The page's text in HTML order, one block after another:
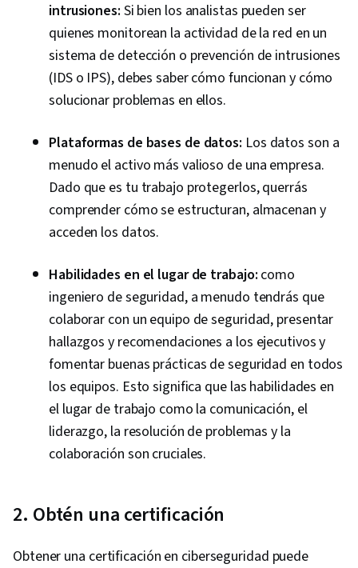
intrusiones: Si bien los analistas pueden ser
quienes monitorean la actividad de la red en un
sistema de detección o prevención de intrusiones
(IDS o IPS), debes saber cómo funcionan y cómo
solucionar problemas en ellos.
Plataformas de bases de datos: Los datos son a
menudo el activo más valioso de una empresa.
Dado que es tu trabajo protegerlos, querrás
comprender cómo se estructuran, almacenan y
acceden los datos.
Habilidades en el lugar de trabajo: como
ingeniero de seguridad, a menudo tendrás que
colaborar con un equipo de seguridad, presentar
hallazgos y recomendaciones a los ejecutivos y
fomentar buenas prácticas de seguridad en todos
los equipos. Esto significa que las habilidades en
el lugar de trabajo como la comunicación, el
liderazgo, la resolución de problemas y la
colaboración son cruciales.
2. Obtén una certificación
Obtener una certificación en ciberseguridad puede